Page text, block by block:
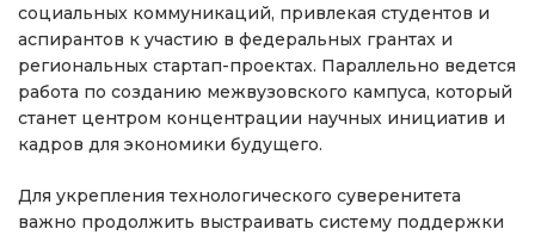
социальных коммуникаций, привлекая студентов и
аспирантов к участию в федеральных грантах и
региональных стартап-проектах. Параллельно ведется
работа по созданию межвузовского кампуса, который
станет центром концентрации научных инициатив и
кадров для экономики будущего.
Для укрепления технологического суверенитета
важно продолжить выстраивать систему поддержки